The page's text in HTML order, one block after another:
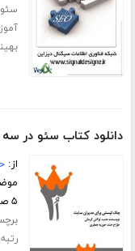
سئو
دانلود کتاب سئو در
از:
۵ صفحه